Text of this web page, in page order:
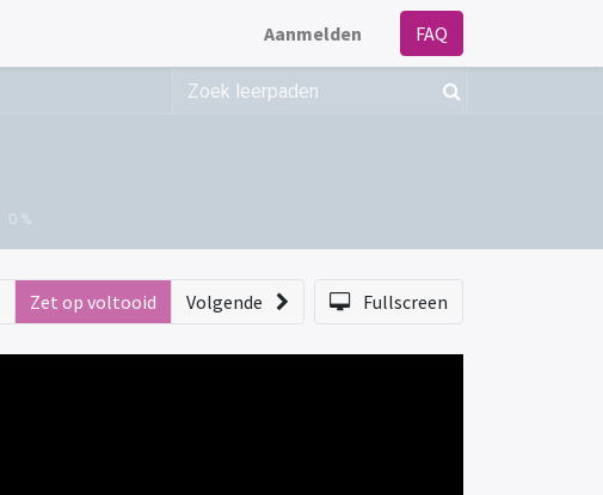
Aanmelden FAQ
0 %
Zet op voltooid Volgende Fullscreen